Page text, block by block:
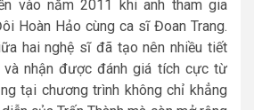
vào năm 2011 khi anh tham gia
Hoàn Hảo cùng ca sĩ Đoan Trang.
hai nghệ sĩ đã tạo nên nhiều tiết
nhận được đánh giá tích cực từ
tại chương trình không chỉ khẳng